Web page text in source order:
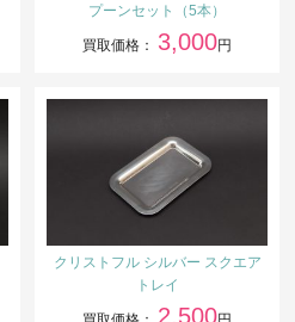
プーンセット（5本）
買取価格： 3,000円
クリストフル シルバー スクエア
トレイ
2,500